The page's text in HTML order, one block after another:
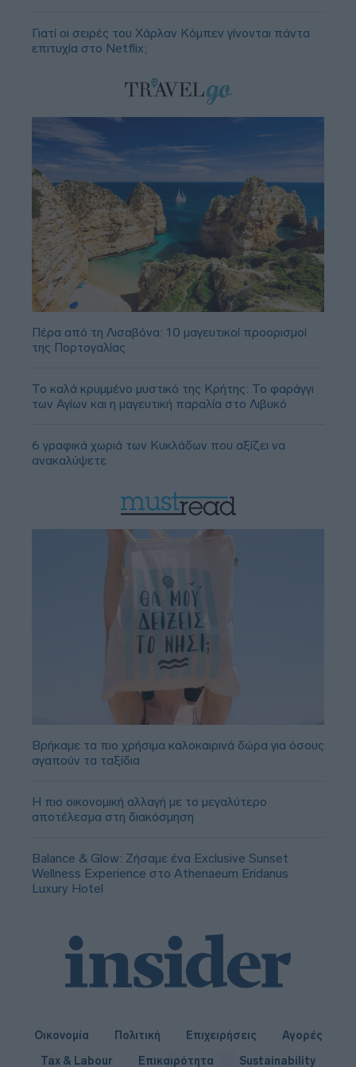
Γιατί οι σειρές του Χάρλαν Κόμπεν γίνονται πάντα
επιτυχία στο Netflix;
Πέρα από τη Λισαβόνα: 10 μαγευτικοί προορισμοί
της Πορτογαλίας
Το καλά κρυμμένο μυστικό της Κρήτης: Το φαράγγι
των Αγίων και η μαγευτική παραλία στο Λιβυκό
6 γραφικά χωριά των Κυκλάδων που αξίζει να
ανακαλύψετε
Βρήκαμε τα πιο χρήσιμα καλοκαιρινά δώρα για όσους
αγαπούν τα ταξίδια
Η πιο οικονομική αλλαγή με το μεγαλύτερο
αποτέλεσμα στη διακόσμηση
Balance & Glow: Ζήσαμε ένα Exclusive Sunset
Wellness Experience στο Athenaeum Eridanus
Luxury Hotel
Οικονομία Πολιτική Επιχειρήσεις
Αγορές
Tax & Labour
Επικαιρότητα Sustainability